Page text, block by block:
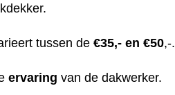
tussen de€35,- en €50,-.
ervaring van de dakwerker.